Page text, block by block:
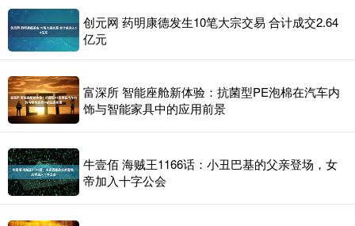
创元网 药明康德发生10笔大宗交易 合计成交2.64
亿元
富深所 智能座舱新体验：抗菌型PE泡棉在汽车内
饰与智能家具中的应用前景
牛壹佰 海贼王1166话：小丑巴基的父亲登场，女
帝加入十字公会